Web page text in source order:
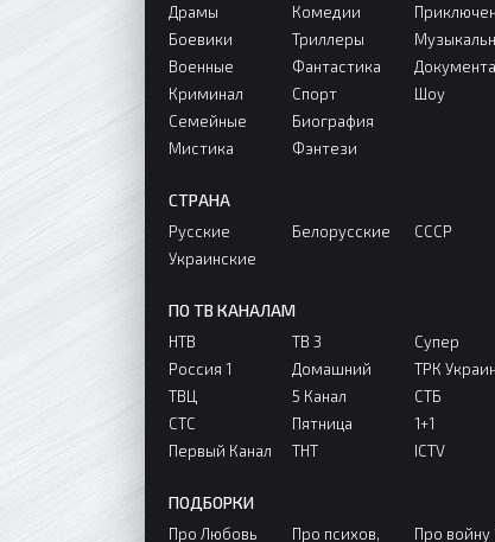
Драмы
Боевики
Военные
Криминал
Семейные
Мистика
Комедии
Триллеры
Фантастика
Спорт
Биография
Фэнтези
Шоу
СТРАНА
Русские
Украинские
Белорусские СССР
ПО ТВ КАНАЛАМ
НТВ
Россия 1
ТВЦ
СТС
Первый Канал
ТВ 3
Домашний
5 Канал
Пятница
ТНТ
Супер
ТРК
СТБ
1+1
ICTV
ПОДБОРКИ
Про Любовь
Про психов,
Про войну